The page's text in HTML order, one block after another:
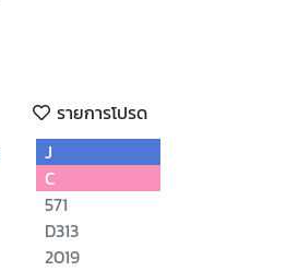
รายการโปรด
J
C
571
D313
2019